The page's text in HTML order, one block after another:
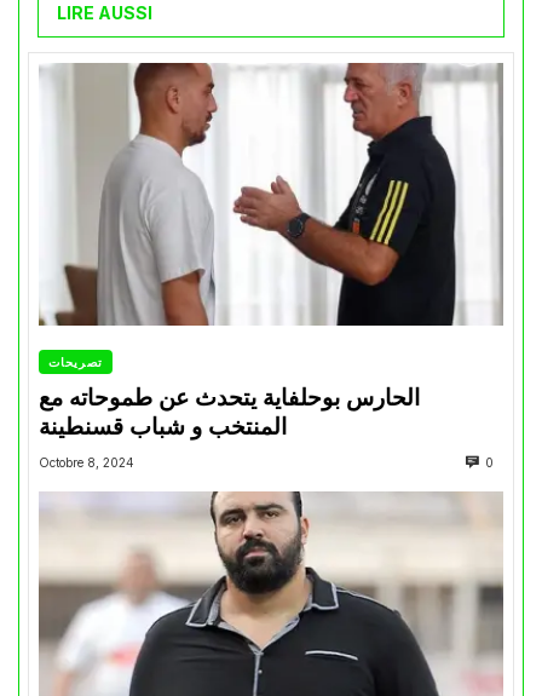
LIRE AUSSI
تصريحات
الحارس بوحلفاية يتحدث عن طموحاته مع
المنتخب و شباب قسنطينة
Octobre 8, 2024 0